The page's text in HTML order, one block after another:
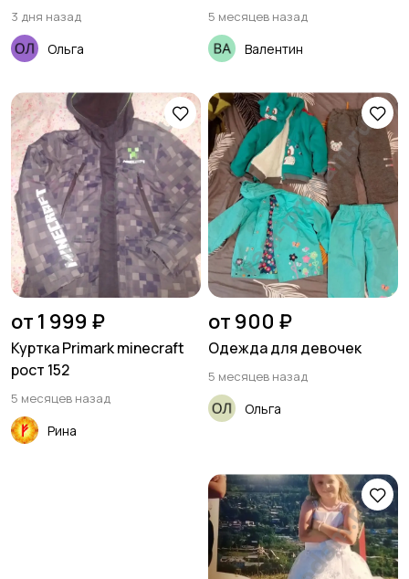
3 дня назад
Ольга
5 месяцев назад
Валентин
от 1 999 ₽
Куртка Primark minecraft
рост 152
5 месяцев назад
Рина
от 900 ₽
Одежда для девочек
5 месяцев назад
Ольга